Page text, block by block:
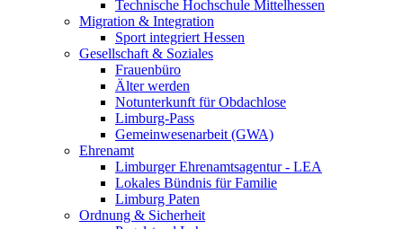
Technische Hochschule Mittelhessen
Migration & Integration
Sport integriert Hessen
Gesellschaft & Soziales
Frauenbüro
Älter werden
Notunterkunft für Obdachlose
Limburg-Pass
Gemeinwesenarbeit (GWA)
Ehrenamt
Limburger Ehrenamtsagentur - LEA
Lokales Bündnis für Familie
Limburg Paten
Ordnung & Sicherheit